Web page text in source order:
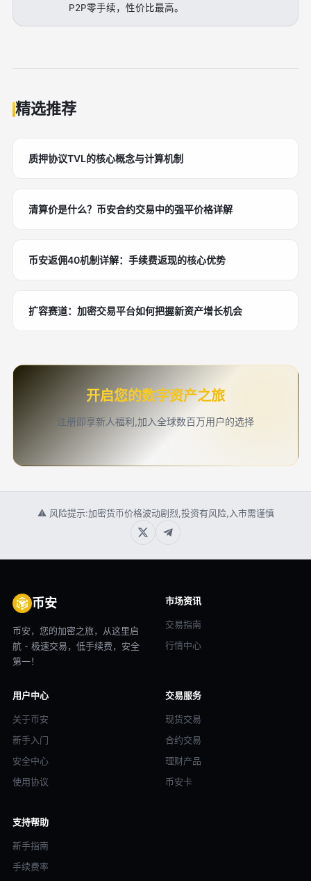
P2P零手续，性价比最高。
精选推荐
质押协议TVL的核心概念与计算机制
清算价是什么？币安合约交易中的强平价格详解
币安返佣40机制详解：手续费返现的核心优势
扩容赛道：加密交易平台如何把握新资产增长机会
开启您的数字资产之旅
注册即享新人福利,加入全球数百万用户的选择
⚠ 风险提示:加密货币价格波动剧烈,投资有风险,入市需谨慎
币安
币安，您的加密之旅，从这里启
航 - 极速交易，低手续费，安全
第一！
市场资讯
交易指南
行情中心
用户中心
关于币安
新手入门
安全中心
使用协议
交易服务
现货交易
合约交易
理财产品
币安卡
支持帮助
新手指南
手续费率